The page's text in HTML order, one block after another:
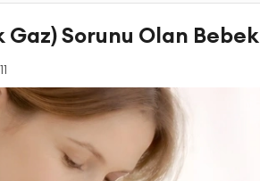
Gaz) Sorunu Olan